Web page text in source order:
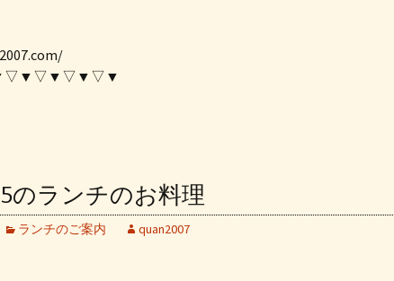
のランチのお料理
ランチのご案内 quan2007